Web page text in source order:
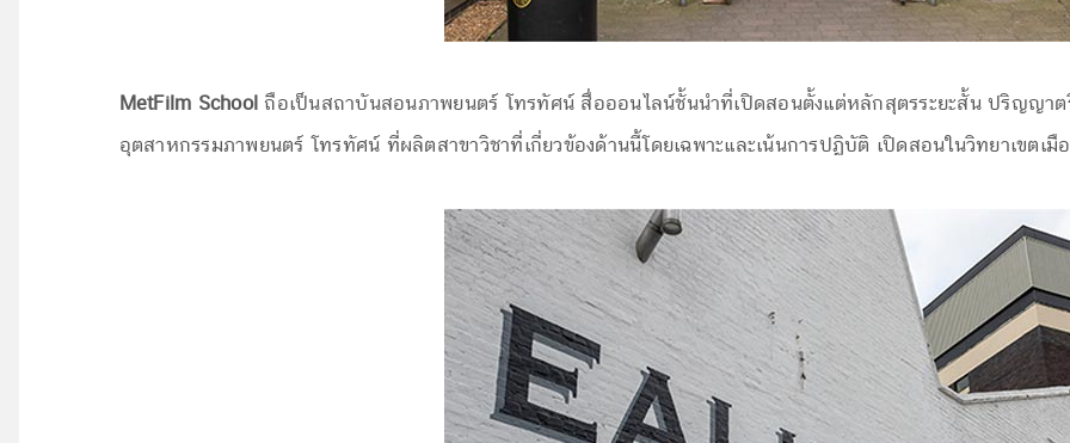
MetFilm Schoolถือเป็นสถาบันสอนภาพยนตร์ โทรทัศน์ สื่อออนไลน์ชั้นนำที่เปิดสอนตั้งแต่หลักสุตรระยะสั้น ปริญญา
อุตสาหกรรมภาพยนตร์ โทรทัศน์ ที่ผลิตสาขาวิชาที่เกี่ยวข้องด้านนี้โดยเฉพาะและเน้นการปฏิบัติ เปิดสอนในวิทยาเขตเ